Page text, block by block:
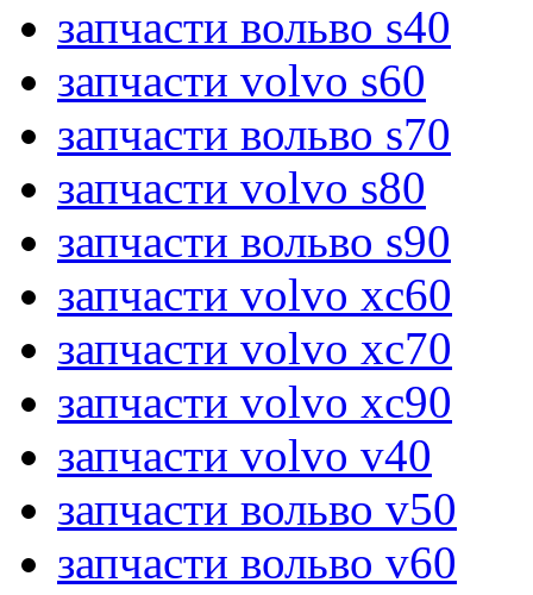
запчасти вольво s40
запчасти volvo s60
запчасти вольво s70
запчасти volvo s80
запчасти вольво s90
запчасти volvo xc60
запчасти volvo xc70
запчасти volvo xc90
запчасти volvo v40
запчасти вольво v50
запчасти вольво v60